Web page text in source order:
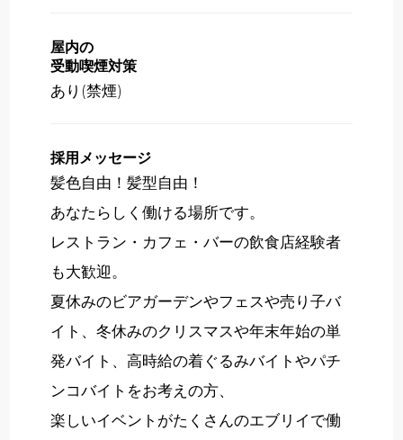
屋内の
受動喫煙対策
あり(禁煙)
採用メッセージ
髪色自由！髪型自由！
あなたらしく働ける場所です。
レストラン・カフェ・バーの飲食店経験者
も大歓迎。
夏休みのビアガーデンやフェスや売り子バ
イト、冬休みのクリスマスや年末年始の単
発バイト、高時給の着ぐるみバイトやパチ
ンコバイトをお考えの方、
楽しいイベントがたくさんのエブリイで働